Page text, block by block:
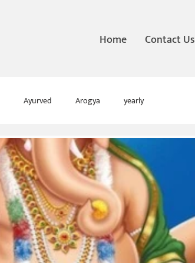
Home Contact Us
Ayurved Arogya yearly